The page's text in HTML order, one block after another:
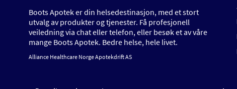
Boots Apotek er din helsedestinasjon, med et stort
utvalg av produkter og tjenester. Få profesjonell
veiledning via chat eller telefon, eller besøk et av våre
mange Boots Apotek. Bedre helse, hele livet.
Alliance Healthcare Norge Apotekdrift AS